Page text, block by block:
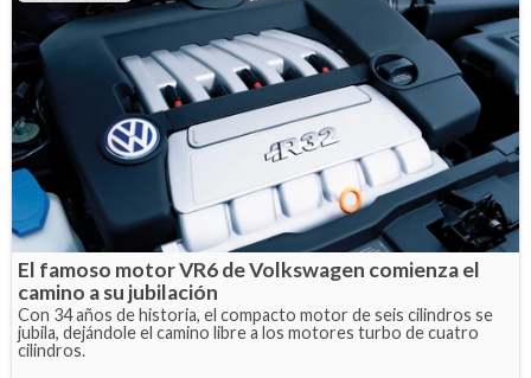
El famoso motor VR6 de Volkswagen comienza el
camino a su jubilación
Con 34 años de historia, el compacto motor de seis cilindros se
jubila, dejándole el camino libre a los motores turbo de cuatro
cilindros.